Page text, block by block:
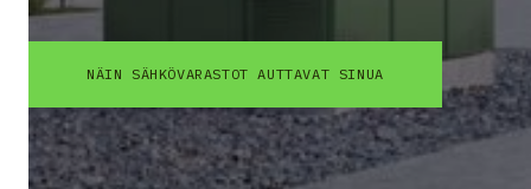
NÄIN SÄHKÖVARASTOT AUTTAVAT SINUA